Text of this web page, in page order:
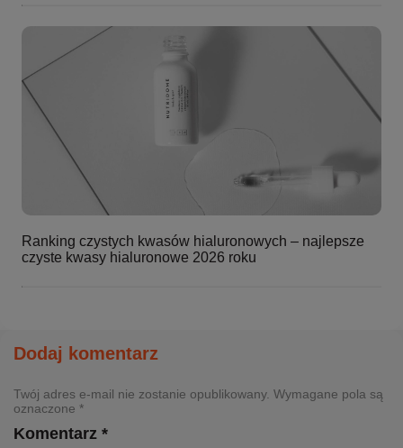
Ranking czystych kwasów hialuronowych – najlepsze
czyste kwasy hialuronowe 2026 roku
Dodaj komentarz
Twój adres e-mail nie zostanie opublikowany. Wymagane pola są
oznaczone *
Komentarz *